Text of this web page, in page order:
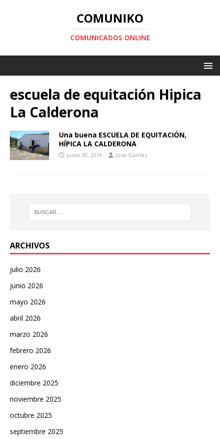
COMUNIKO
COMUNICADOS ONLINE
escuela de equitación Hipica
La Calderona
Una buena ESCUELA DE EQUITACIÓN,
HÍPICA LA CALDERONA
junio 30, 2019 Jose Gómez
ARCHIVOS
julio 2026
junio 2026
mayo 2026
abril 2026
marzo 2026
febrero 2026
enero 2026
diciembre 2025
noviembre 2025
octubre 2025
septiembre 2025